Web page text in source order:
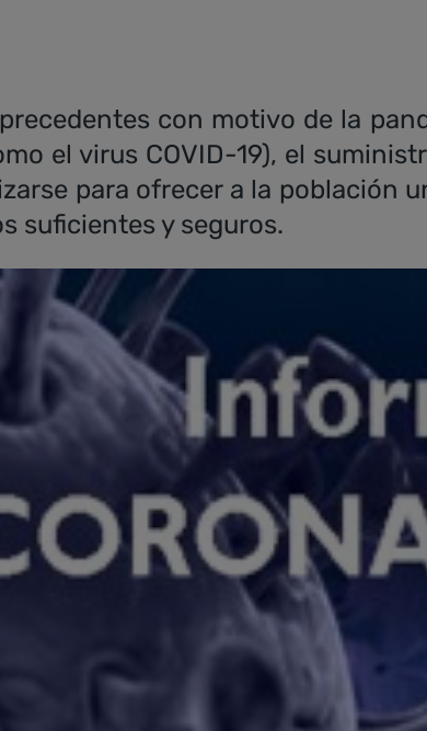
con motivo de la
el virus COVID-19), el
para ofrecer a la población
suficientes y seguros.